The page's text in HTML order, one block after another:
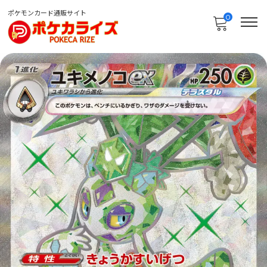
ポケモンカード通販サイト 0